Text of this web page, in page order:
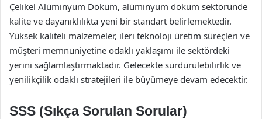
Çelikel Alüminyum Döküm, alüminyum döküm sektöründe
kalite ve dayanıklılıkta yeni bir standart belirlemektedir.
Yüksek kaliteli malzemeler, ileri teknoloji üretim süreçleri ve
müşteri memnuniyetine odaklı yaklaşımı ile sektördeki
yerini sağlamlaştırmaktadır. Gelecekte sürdürülebilirlik ve
yenilikçilik odaklı stratejileri ile büyümeye devam edecektir.
SSS (Sıkça Sorulan Sorular)